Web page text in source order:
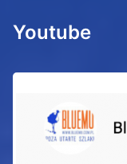
Youtube